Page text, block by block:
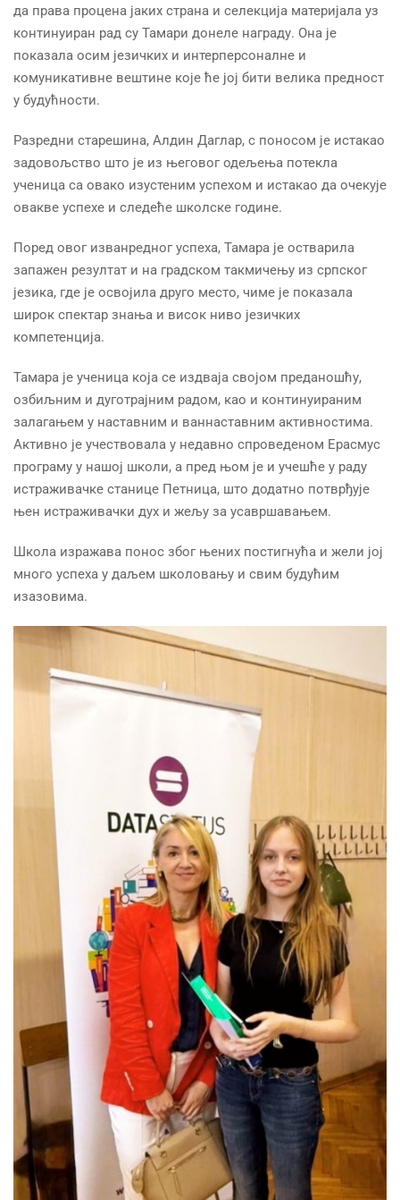
да права процена јаких страна и селекција материјала уз
континуиран рад су Тамари донеле награду. Она је
показала осим језичких и интерперсоналне и
комуникативне вештине које ће јој бити велика предност
у будућности.
Разредни старешина, Алдин Даглар, с поносом је истакао
задовољство што је из његовог одељења потекла
ученица са овако изустеним успехом и истакао да очекује
овакве успехе и следеће школске године.
Поред овог изванредног успеха, Тамара је остварила
запажен резултат и на градском такмичењу из српског
језика, где је освојила друго место, чиме је показала
широк спектар знања и висок ниво језичких
компетенција.
Тамара је ученица која се издваја својом преданошћу,
озбиљним и дуготрајним радом, као и континуираним
залагањем у наставним и ваннаставним активностима.
Активно је учествовала у недавно спроведеном Ерасмус
програму у нашој школи, а пред њом је и учешће у раду
истраживачке станице Петница, што додатно потврђује
њен истраживачки дух и жељу за усавршавањем.
Школа изражава понос због њених постигнућа и жели јој
много успеха у даљем школовању и свим будућим
изазовима.